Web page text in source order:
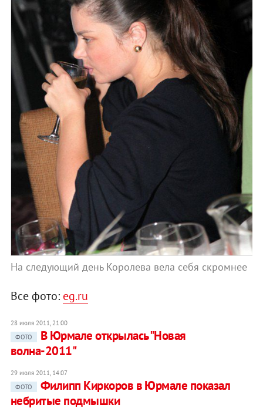
На следующий день Королева вела себя скромнее
Все фото: eg.ru
28 июля 2011, 21:00
ФОТО
В Юрмале открылась "Новая
волна-2011"
29 июля 2011, 14:07
ФОТО
Филипп Киркоров в Юрмале показал
небритые подмышки